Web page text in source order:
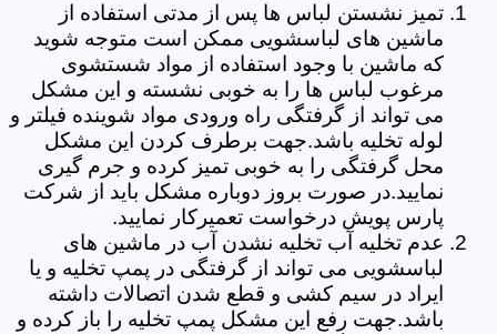
تمیز نشستن لباس ها پس از مدتی استفاده از
ماشین های لباسشویی ممکن است متوجه شوید
که ماشین با وجود استفاده از مواد شستشوی
مرغوب لباس ها را به خوبی نشسته و این مشکل
می تواند از گرفتگی راه ورودی مواد شوینده فیلتر و
لوله تخلیه باشد.جهت برطرف کردن این مشکل
محل گرفتگی را به خوبی تمیز کرده و جرم گیری
نمایید.در صورت بروز دوباره مشکل باید از شرکت
پارس پویش درخواست تعمیرکار نمایید.
عدم تخلیه آب تخلیه نشدن آب در ماشین های
لباسشویی می تواند از گرفتگی در پمپ تخلیه و یا
ایراد در سیم کشی و قطع شدن اتصالات داشته
باشد.جهت رفع این مشکل پمپ تخلیه را باز کرده و